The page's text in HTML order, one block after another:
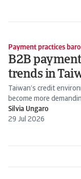
Payment practices
B2B
trends in
Taiwan’s credit
become more
requiring closer
Silvia Ungaro
29 Jul 2026